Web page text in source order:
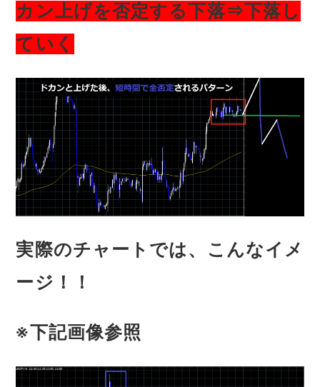
カン上げを否定する下落⇒下落し
ていく
実際のチャートでは、こんなイメ
ージ！！
※下記画像参照